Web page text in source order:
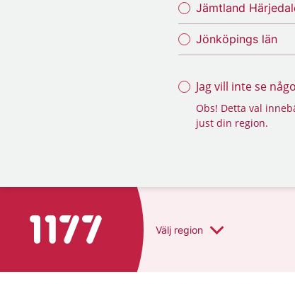
Jämtland
Jönköpings län
Jag vill inte se
Obs! Detta val
just din region.
Till startsidan för 1177 Välj region